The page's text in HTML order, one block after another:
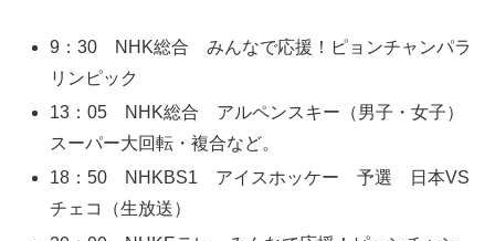
9：30 NHK総合 みんなで応援！ピョンチャンパラ
リンピック
13：05 NHK総合 アルペンスキー（男子・女子）
スーパー大回転・複合など。
18：50 NHKBS1 アイスホッケー 予選 日本VS
チェコ（生放送）